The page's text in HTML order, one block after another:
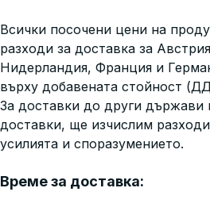
Всички посочени цени на
разходи за доставка за
Нидерландия, Франция и
върху добавената стойност
За доставки до други държави
доставки, ще изчислим
усилията и споразумението.
Време за доставка: